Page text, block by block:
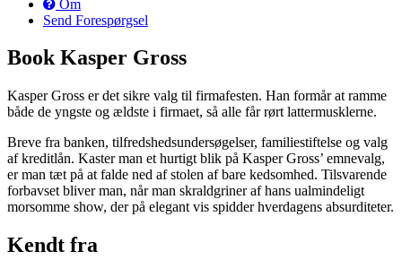
Om
Send Forespørgsel
Book Kasper Gross
Kasper Gross er det sikre valg til firmafesten. Han formår at ramme
både de yngste og ældste i firmaet, så alle får rørt lattermusklerne.
Breve fra banken, tilfredshedsundersøgelser, familiestiftelse og valg
af kreditlån. Kaster man et hurtigt blik på Kasper Gross’ emnevalg,
er man tæt på at falde ned af stolen af bare kedsomhed. Tilsvarende
forbavset bliver man, når man skraldgriner af hans ualmindeligt
morsomme show, der på elegant vis spidder hverdagens absurditeter.
Kendt fra